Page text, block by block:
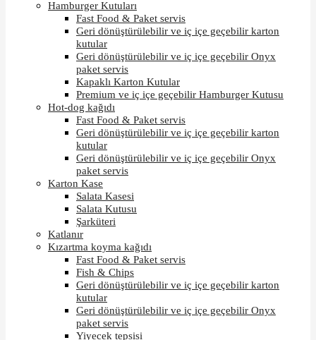
Hamburger Kutuları
Fast Food & Paket servis
Geri dönüştürülebilir ve iç içe geçebilir karton
kutular
Geri dönüştürülebilir ve iç içe geçebilir Onyx
paket servis
Kapaklı Karton Kutular
Premium ve iç içe geçebilir Hamburger Kutusu
Hot-dog kağıdı
Fast Food & Paket servis
Geri dönüştürülebilir ve iç içe geçebilir karton
kutular
Geri dönüştürülebilir ve iç içe geçebilir Onyx
paket servis
Karton Kase
Salata Kasesi
Salata Kutusu
Şarküteri
Katlanır
Kızartma koyma kağıdı
Fast Food & Paket servis
Fish & Chips
Geri dönüştürülebilir ve iç içe geçebilir karton
kutular
Geri dönüştürülebilir ve iç içe geçebilir Onyx
paket servis
Yiyecek tepsisi